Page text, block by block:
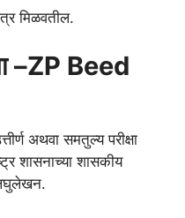
मिळवतील.
–ZP Beed
अथवा समतुल्य परीक्षा
शासनाच्या शासकीय
लघुलेखन.